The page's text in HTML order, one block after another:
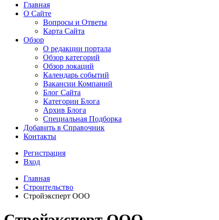
Главная
О Сайте
Вопросы и Ответы
Карта Сайта
Обзор
О редакции портала
Обзор категорий
Обзор локаций
Календарь событий
Вакансии Компаний
Блог Сайта
Категории Блога
Архив Блога
Специальная Подборка
Добавить в Справочник
Контакты
Регистрация
Вход
Главная
Строительство
Стройэксперт ООО